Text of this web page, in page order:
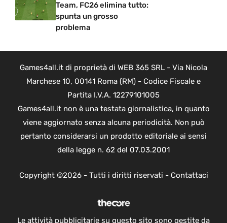
Team, FC26 elimina tutto:
spunta un grosso
problema
Games4all.it di proprietà di WEB 365 SRL - Via Nicola
Marchese 10, 00141 Roma (RM) - Codice Fiscale e
Partita I.V.A. 12279101005
Games4all.it non è una testata giornalistica, in quanto
viene aggiornato senza alcuna periodicità. Non può
pertanto considerarsi un prodotto editoriale ai sensi
della legge n. 62 del 07.03.2001
Copyright ©2026 - Tutti i diritti riservati - Contattaci
Le attività pubblicitarie su questo sito sono gestite da